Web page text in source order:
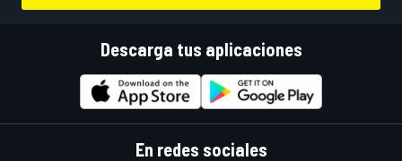
Descarga tus aplicaciones
En redes sociales